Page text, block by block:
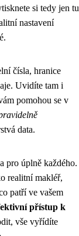
si tedy jen tu
nastavení
čísla, hranice
Uvidíte tam i
pomohou se v
data.
pro úplně každého.
realitní makléř,
patří ve vašem
přístup k
vše vyřídíte